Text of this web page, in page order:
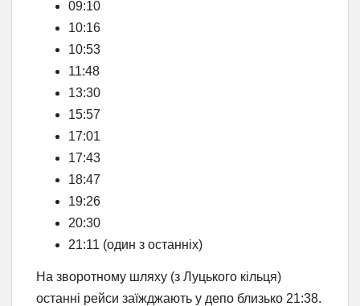
09:10
10:16
10:53
11:48
13:30
15:57
17:01
17:43
18:47
19:26
20:30
21:11 (один з останніх)
На зворотному шляху (з Луцького кільця)
останні рейси заїжджають у депо близько 21:38.